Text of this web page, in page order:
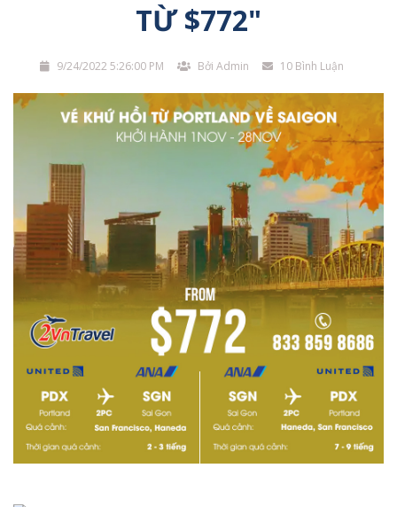
TỪ $772"
9/24/2022 5:26:00 PM Bởi Admin 10 Bình Luận